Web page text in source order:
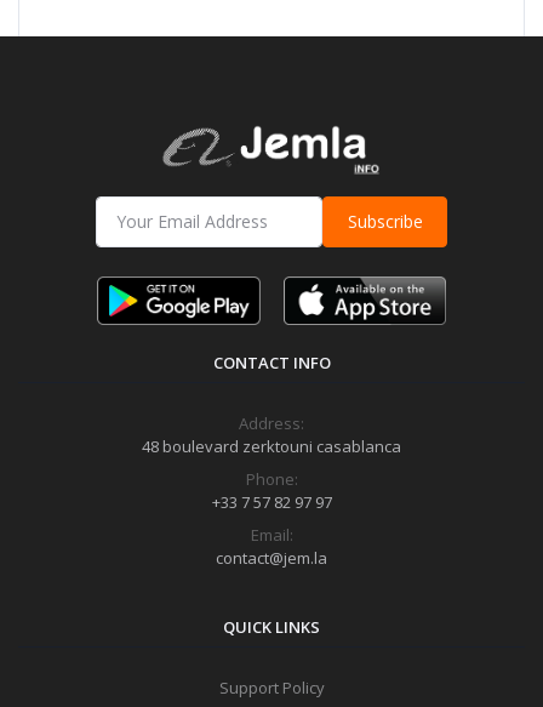
Subscribe
CONTACT INFO
Address:
48 boulevard zerktouni casablanca
Phone:
+33 7 57 82 97 97
Email:
contact@jem.la
QUICK LINKS
Support Policy